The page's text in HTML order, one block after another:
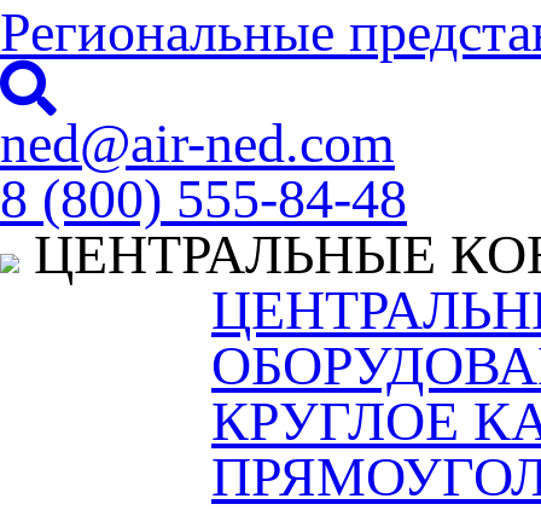
Региональные
ned@air-ned.com
8 (800) 555-84-48
ЦЕНТРАЛЬНЫЕ
КРУГЛОЕ